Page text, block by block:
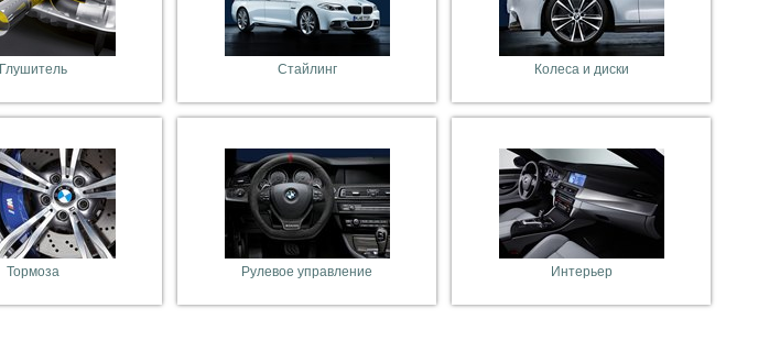
Глушитель Стайлинг Колеса и диски
Тормоза Рулевое управление Интерьер